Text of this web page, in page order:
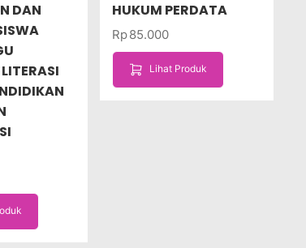
DAN
HUKUM PERDATA
Rp85.000
Lihat Produk